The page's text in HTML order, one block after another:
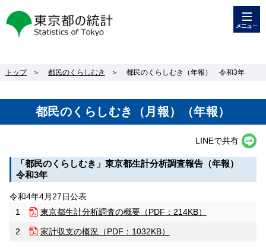
東京都の統計
トップ ＞ 都民のくらしむき ＞ 都民のくらしむき（年報） 令和3年
都民のくらしむき（月報）（年報）
LINEで共有
「都民のくらしむき」東京都生計分析調査報告（年報）
令和3年
令和4年4月27日公表
1
東京都生計分析調査の概要（PDF：214KB）
2 家計収支の概況（PDF：1032KB）